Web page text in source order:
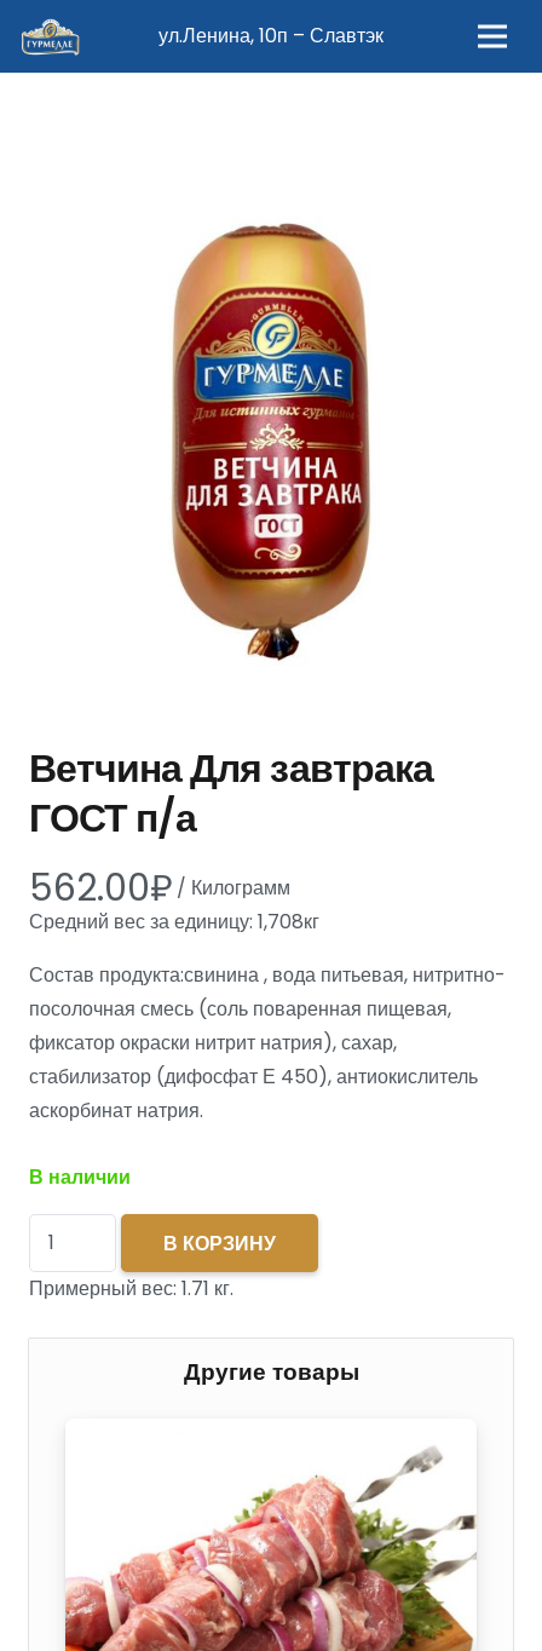
ул.Ленина, 10п – Славтэк
Ветчина Для завтрака
ГОСТ п/а
562.00₽ / Килограмм
Средний вес за единицу: 1,708кг
Состав продукта:свинина , вода питьевая, нитритно-
посолочная смесь (соль поваренная пищевая,
фиксатор окраски нитрит натрия), сахар,
стабилизатор (дифосфат Е 450), антиокислитель
аскорбинат натрия.
В наличии
Количество
товара
Ветчина
Для
В КОРЗИНУ
Примерный вес: 1.71 кг.
Другие товары